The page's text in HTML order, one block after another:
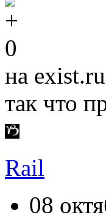
0
на
так что
Rail
08